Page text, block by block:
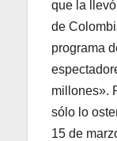
que la
de
programa
millones».
sólo lo
15 de